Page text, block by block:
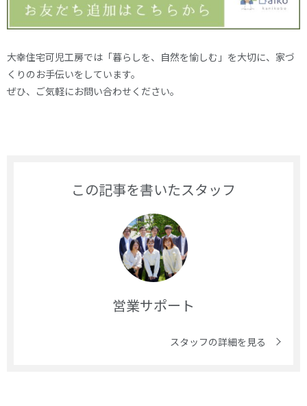
大幸住宅可児工房では「暮らしを、自然を愉しむ」を大切に、家づ
くりのお手伝いをしています。
ぜひ、ご気軽にお問い合わせください。
この記事を書いたスタッフ
営業サポート
スタッフの詳細を見る